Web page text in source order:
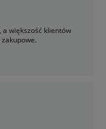
, a większość klientów